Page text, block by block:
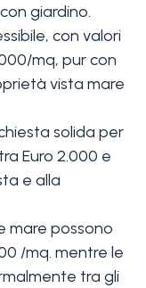
giardino.
con valori
mq, pur con
vista mare
solida per
Euro 2.000 e
e alla
mare possono
/mq. mentre le
tra gli